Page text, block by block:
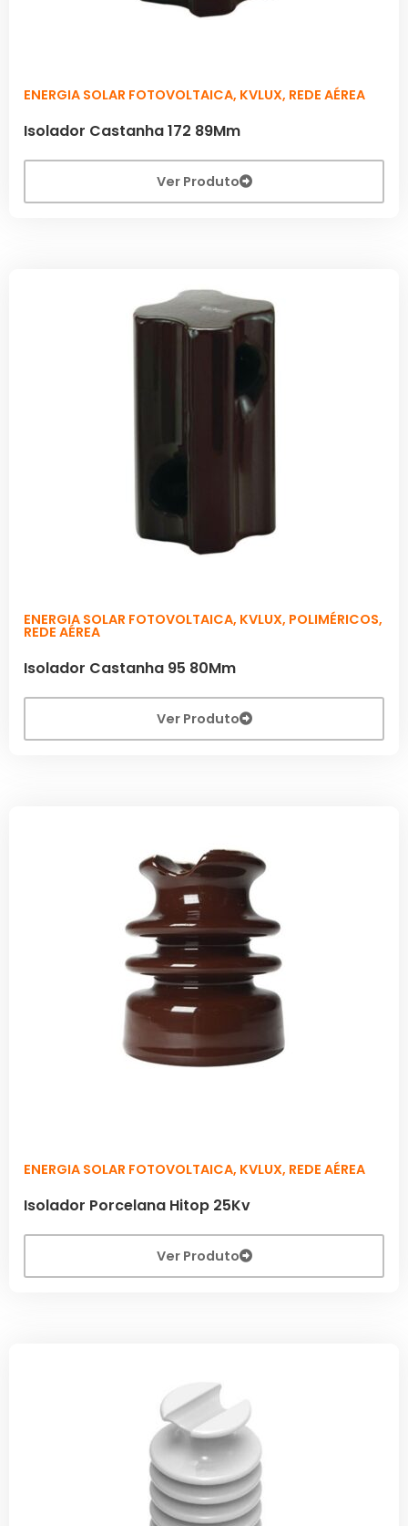
ENERGIA SOLAR FOTOVOLTAICA, KVLUX, REDE AÉREA
Isolador Castanha 172 89Mm
Ver Produto
ENERGIA SOLAR FOTOVOLTAICA, KVLUX, POLIMÉRICOS,
REDE AÉREA
Isolador Castanha 95 80Mm
Ver Produto
ENERGIA SOLAR FOTOVOLTAICA, KVLUX, REDE AÉREA
Isolador Porcelana Hitop 25Kv
Ver Produto